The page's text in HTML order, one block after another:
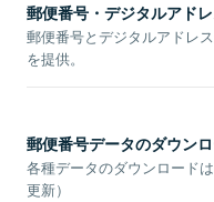
郵便番号・デジタルアド
郵便番号とデジタルアドレ
を提供。
郵便番号データのダウン
各種データのダウンロード
更新）